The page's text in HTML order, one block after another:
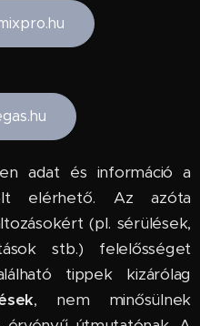
adat és információ a
elérhető. Az azóta
(pl. sérülések,
stb.) felelősséget
tippek kizárólag
, nem minősülnek